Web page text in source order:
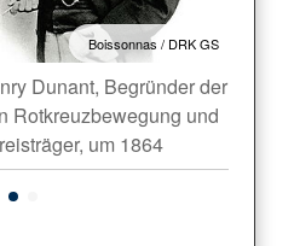
Boissonnas / DRK GS
Dunant, Begründer der
Rotkreuzbewegung und
um 1864